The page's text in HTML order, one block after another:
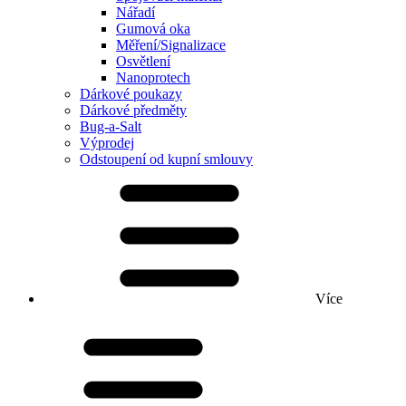
Nářadí
Gumová oka
Měření/Signalizace
Osvětlení
Nanoprotech
Dárkové poukazy
Dárkové předměty
Bug-a-Salt
Výprodej
Odstoupení od kupní smlouvy
Více